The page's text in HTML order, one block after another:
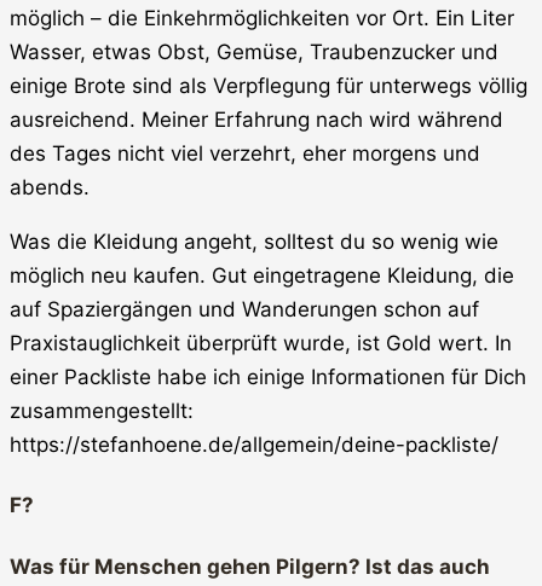
möglich – die Einkehrmöglichkeiten vor Ort. Ein Liter
Wasser, etwas Obst, Gemüse, Traubenzucker und
einige Brote sind als Verpflegung für unterwegs völlig
ausreichend. Meiner Erfahrung nach wird während
des Tages nicht viel verzehrt, eher morgens und
abends.
Was die Kleidung angeht, solltest du so wenig wie
möglich neu kaufen. Gut eingetragene Kleidung, die
auf Spaziergängen und Wanderungen schon auf
Praxistauglichkeit überprüft wurde, ist Gold wert. In
einer Packliste habe ich einige Informationen für Dich
zusammengestellt:
https://stefanhoene.de/allgemein/deine-packliste/
F?
Was für Menschen gehen Pilgern? Ist das auch